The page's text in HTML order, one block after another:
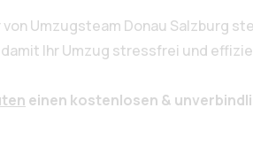
Umzugsteam Donau Salzburg
Ihr Umzug stressfrei und
einen kostenlosen &